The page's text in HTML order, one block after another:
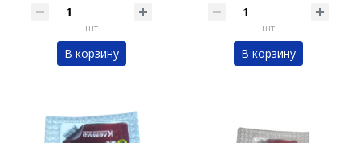
шт
В корзину
шт
В корзину